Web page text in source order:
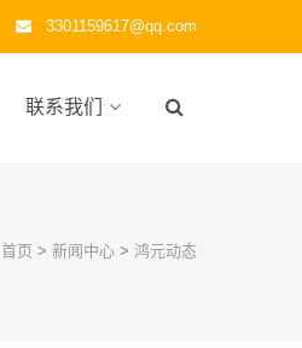
3301159617@qq.com
联系我们
首页 > 新闻中心 > 鸿元动态